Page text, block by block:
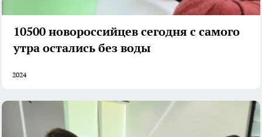
10500 новороссийцев сегодня с самого
утра остались без воды
2024